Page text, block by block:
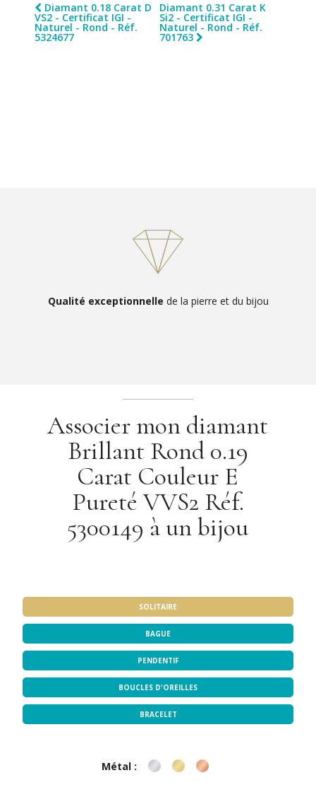
Diamant 0.18 Carat D
VS2 - Certificat IGI -
Naturel - Rond - Réf.
5324677
Diamant 0.31 Carat K
Si2 - Certificat IGI -
Naturel - Rond - Réf.
701763
Qualité exceptionnelle de la pierre et du bijou
Associer mon diamant
Brillant Rond 0.19
Carat Couleur E
Pureté VVS2 Réf.
5300149 à un bijou
SOLITAIRE
BAGUE
PENDENTIF
BOUCLES D'OREILLES
BRACELET
Métal :